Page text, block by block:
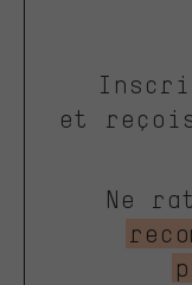
et
Ne